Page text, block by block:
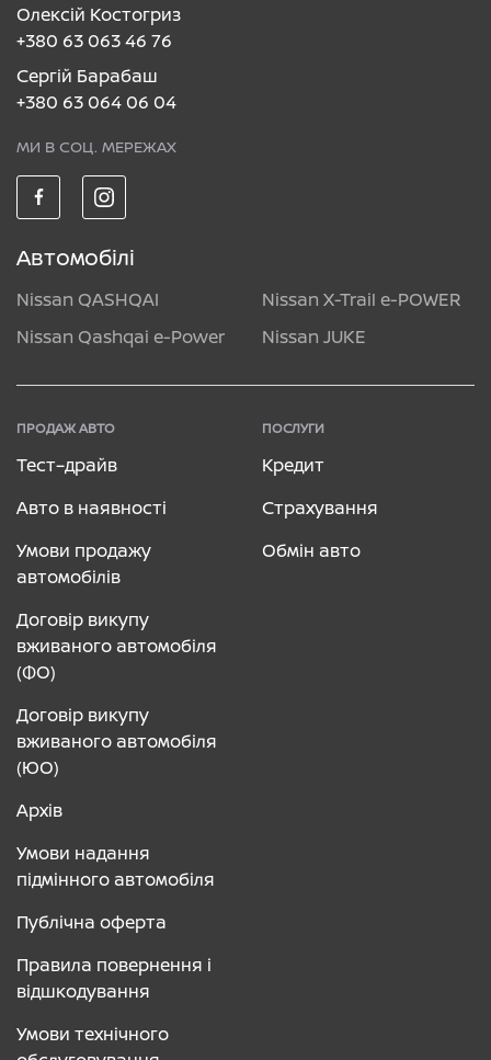
Олексій Костогриз
+380 63 063 46 76
Сергій Барабаш
+380 63 064 06 04
МИ В СОЦ. МЕРЕЖАХ
Автомобілі
Nissan QASHQAI
Nissan X-Trail e-POWER
Nissan Qashqai e-Power
Nissan JUKE
ПРОДАЖ АВТО
Тест–драйв
Авто в наявності
Умови продажу
автомобілів
Договір викупу
вживаного автомобіля
(ФО)
Договір викупу
вживаного автомобіля
(ЮО)
Архів
Умови надання
підмінного автомобіля
Публічна оферта
Правила повернення і
відшкодування
Умови технічного
ПОСЛУГИ
Кредит
Страхування
Обмін авто